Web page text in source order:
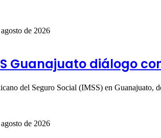
de 2026
Guanajuato diálogo
del Seguro Social (IMSS) en Guanajuato,
de 2026